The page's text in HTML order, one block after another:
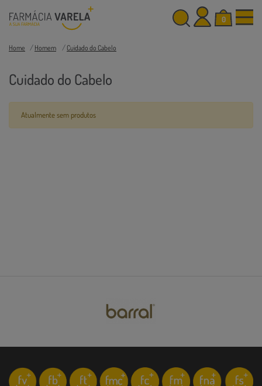
0
Home Homem Cuidado do Cabelo
Cuidado do Cabelo
Atualmente sem produtos